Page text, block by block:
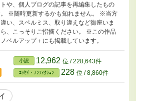
や、個人ブログの記事を再編集したもの
※随時更新するかも知れません。 ※当方
い、スペルミス、取り違えなど御座いま
ら、こっそりご指摘ください。 ※この作品
ベルアップ＋にも掲載しています。
小説 12,962 位 / 228,643件
ｴｯｾｲ・ﾉﾝﾌｨｸｼｮﾝ 228 位 / 8,860件